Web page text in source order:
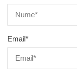
Email*